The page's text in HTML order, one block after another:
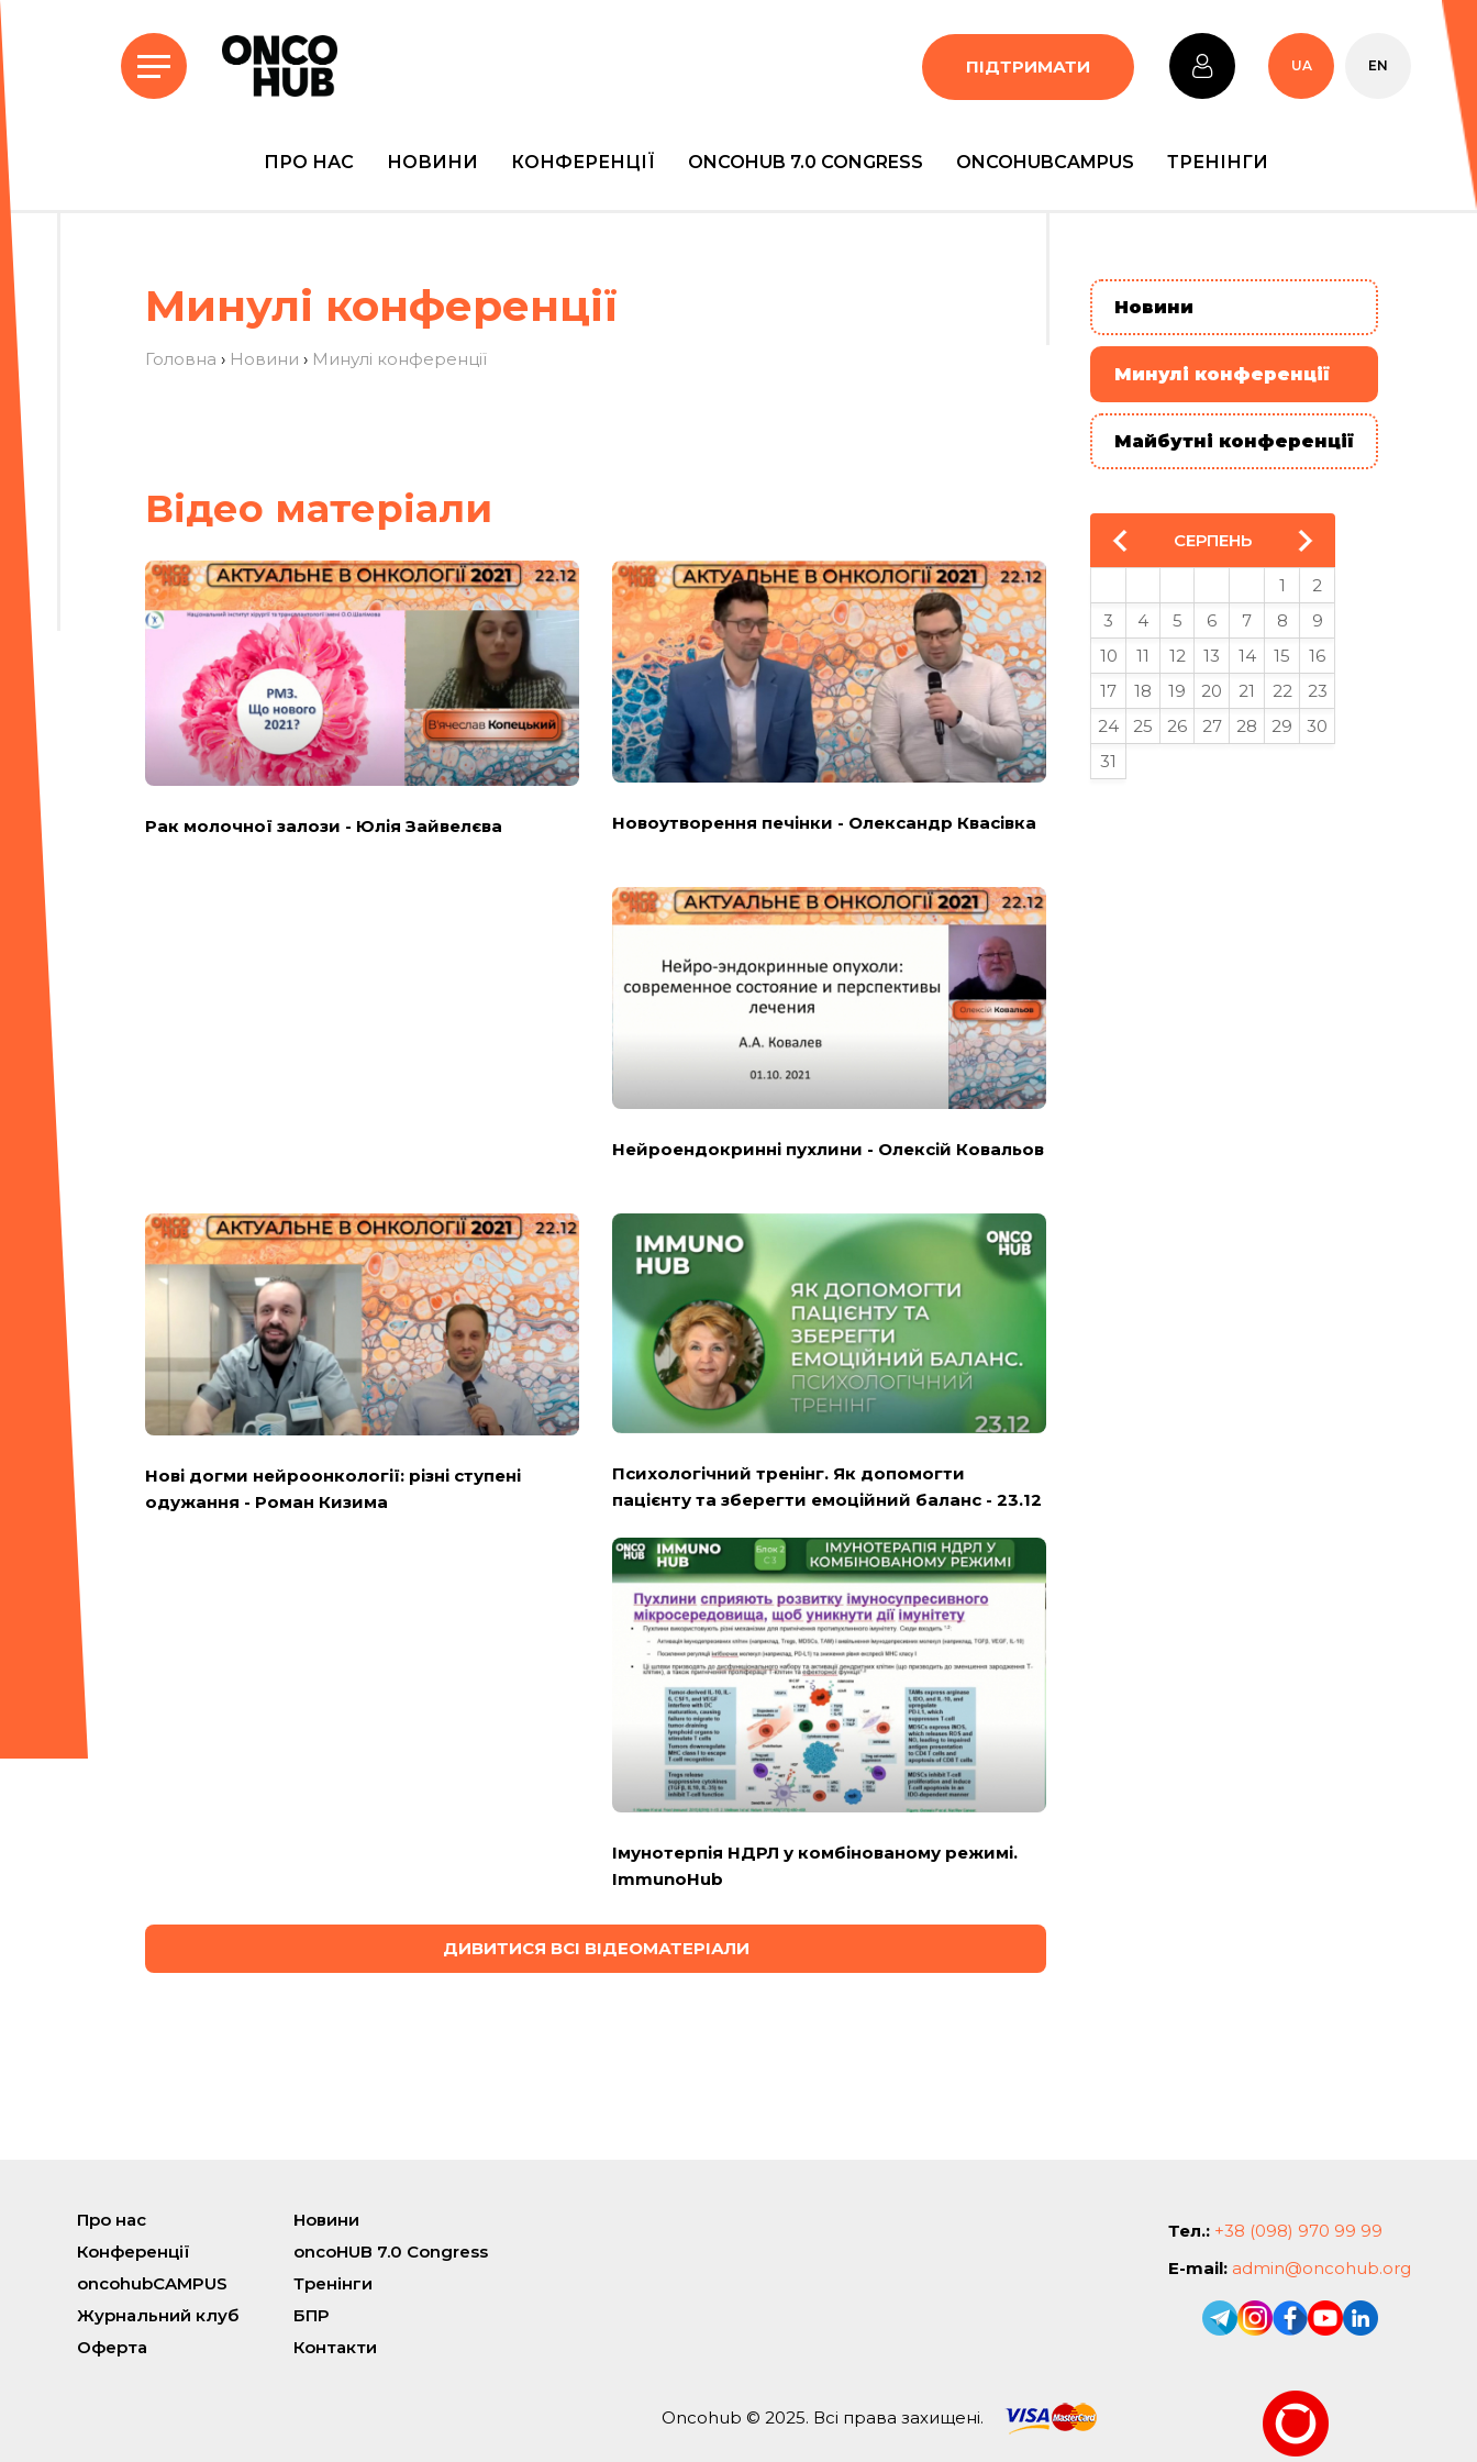
UA EN
ПІДТРИМАТИ
ПРО НАС НОВИНИ КОНФЕРЕНЦІЇ ONCOHUB 7.0 CONGRESS ONCOHUBCAMPUS ТРЕНІНГИ
Минулі конференції
Головна › Новини › Минулі конференції
Вiдео матерiали
Рак молочної залози - Юлія Зайвелєва Новоутворення печінки - Олександр Квасівка
Нейроендокринні пухлини - Олексій Ковальов
Нові догми нейроонкології: різні ступені
одужання - Роман Кизима
Психологічний тренінг. Як допомогти
пацієнту та зберегти емоційний баланс - 23.12
Імунотерпія НДРЛ у комбінованому режимі.
ImmunoHub
ДИВИТИСЯ ВСІ ВІДЕОМАТЕРІАЛИ
Новини
Минулі конференції
Майбутні конференції
СЕРПЕНЬ
1
2
3
4 5 6 7 8
9
10
11 12 13 14 15
16
17
18 19 20 21 22
23
24
25 26 27 28 29
30
31
Про нас
Новини
Конференції
oncoHUB 7.0 Congress
oncohubCAMPUS
Тренінги
Журнальний клуб
БПР
Оферта
Контакти
Тел.: +38 (098) 970 99 99
E-mail: admin@oncohub.org
Oncohub © 2025. Всі права захищені.